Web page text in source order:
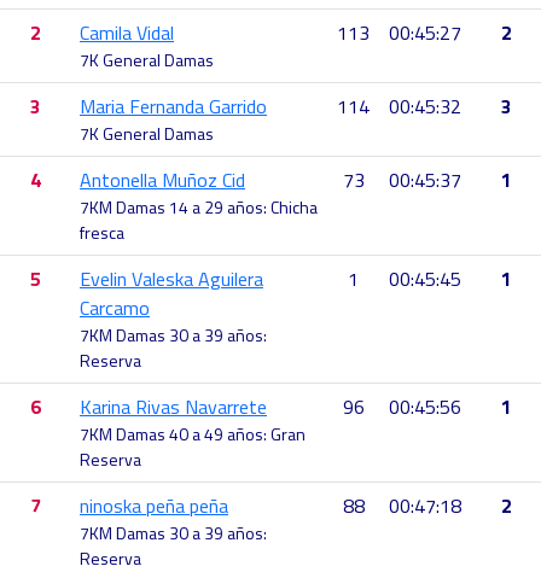
2 Camila Vidal
7K General Damas
113 00:45:27 2
3 Maria Fernanda Garrido
7K General Damas
114 00:45:32 3
4 Antonella Muñoz Cid
7KM Damas 14 a 29 años: Chicha
fresca
73 00:45:37 1
5
Evelin Valeska Aguilera
Carcamo
7KM Damas 30 a 39 años:
Reserva
1 00:45:45 1
6 Karina Rivas Navarrete
7KM Damas 40 a 49 años: Gran
Reserva
96 00:45:56 1
7 ninoska peña peña
7KM Damas 30 a 39 años:
Reserva
88 00:47:18 2